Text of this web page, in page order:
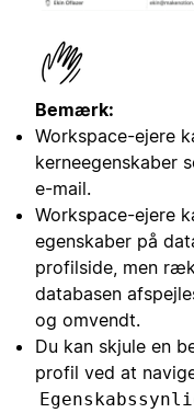
Bemærk:
Workspace-ejere
kerneegenskaber
e-mail.
Workspace-ejere
egenskaber på
profilside, men
databasen
og omvendt.
Du kan skjule en
profil ved at